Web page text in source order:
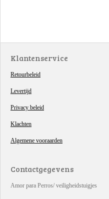
Klantenservice
Retourbeleid
Levertijd
Privacy beleid
Klachten
Algemene vooraarden
Contactgegevens
Amor para Perros/ veiligheidstuigjes